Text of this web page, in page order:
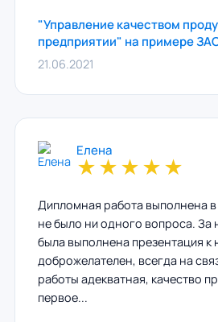
"Управление качеством
предприятии" на примере
21.06.2021
Елена
★★★★★
Дипломная работа выполнена
не было ни одного вопроса. За
была выполнена презентация к
доброжелателен, всегда на
работы адекватная, качество
первое...